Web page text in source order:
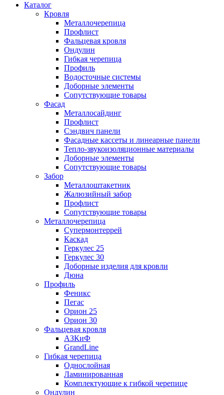
Каталог
Кровля
Металлочерепица
Профлист
Фальцевая кровля
Ондулин
Гибкая черепица
Профиль
Водосточные системы
Доборные элементы
Сопутствующие товары
Фасад
Металлосайдинг
Профлист
Сэндвич панели
Фасадные кассеты и линеарные панели
Тепло-звукоизоляционные материалы
Доборные элементы
Сопутствующие товары
Забор
Металлоштакетник
Жалюзийный забор
Профлист
Сопутствующие товары
Металлочерепица
Супермонтеррей
Каскад
Геркулес 25
Геркулес 30
Доборные изделия для кровли
Дюна
Профиль
Феникс
Пегас
Орион 25
Орион 30
Фальцевая кровля
АЗКиФ
GrandLine
Гибкая черепица
Однослойная
Ламинированная
Комплектующие к гибкой черепице
Ондулин